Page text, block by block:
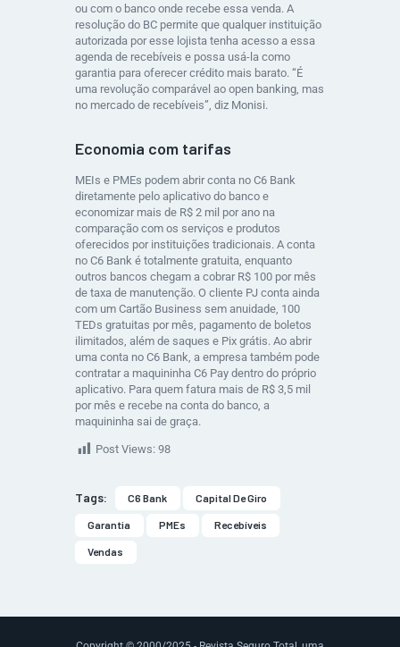
ou com o banco onde recebe essa venda. A
resolução do BC permite que qualquer instituição
autorizada por esse lojista tenha acesso a essa
agenda de recebíveis e possa usá-la como
garantia para oferecer crédito mais barato. “É
uma revolução comparável ao open banking, mas
no mercado de recebíveis”, diz Monisi. ​
Economia com tarifas
MEIs e PMEs podem abrir conta no C6 Bank
diretamente pelo aplicativo do banco e
economizar mais de R$ 2 mil por ano na
comparação com os serviços e produtos
oferecidos por instituições tradicionais. A conta
no C6 Bank é totalmente gratuita, enquanto
outros bancos chegam a cobrar R$ 100 por mês
de taxa de manutenção. O cliente PJ conta ainda
com um Cartão Business sem anuidade, 100
TEDs gratuitas por mês, pagamento de boletos
ilimitados, além de saques e Pix grátis. Ao abrir
uma conta no C6 Bank, a empresa também pode
contratar a maquininha C6 Pay dentro do próprio
aplicativo. Para quem fatura mais de R$ 3,5 mil
por mês e recebe na conta do banco, a
maquininha sai de graça.
Post Views: 98
Tags: C6 Bank Capital De Giro
Garantia PMEs Recebíveis
Vendas